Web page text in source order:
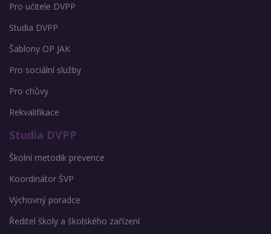
Pro učitele DVPP
Studia DVPP
Šablony OP JAK
Pro sociální služby
Pro chůvy
Rekvalifikace
Studia DVPP
Školní metodik prevence
Koordinátor ŠVP
Výchovný poradce
Ředitel školy a školského zařízení